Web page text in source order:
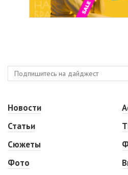
Новости
Статьи
Сюжеты
Фото